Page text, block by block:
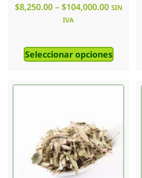
$8,250.00 – $104,000.00 SIN
IVA
Seleccionar opciones